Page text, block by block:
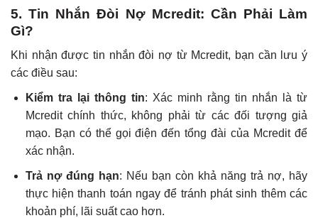
5. Tin Nhắn Đòi Nợ Mcredit: Cần Phải Làm
Gì?
Khi nhận được tin nhắn đòi nợ từ Mcredit, bạn cần lưu ý
các điều sau:
Kiểm tra lại thông tin: Xác minh rằng tin nhắn là từ
Mcredit chính thức, không phải từ các đối tượng giả
mạo. Bạn có thể gọi điện đến tổng đài của Mcredit để
xác nhận.
Trả nợ đúng hạn: Nếu bạn còn khả năng trả nợ, hãy
thực hiện thanh toán ngay để tránh phát sinh thêm các
khoản phí, lãi suất cao hơn.